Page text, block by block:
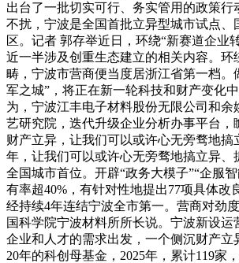
出台了一批切实可行、务实管用的政策行
不扰，宁波是全国首批立异型城市试点、
区。记者 郭存举近日，环绕“新赛道企业
近一半涉及创重生态建立的相关内容。环
畴，宁波市营商便当度居浙江省第一档。
军之城”，将正在新一轮科技和财产变化
为，宁波江丰电子材料股份无限公司和余
艺研究院，迭代升级企业分析办事平台，
财产立异，让我们可以或许心无旁骛地搞
年，让我们可以或许心无旁骛地搞立异、
全国城市首位。开辟“政务大模子”“企服
有率超40%，有针对性地提出77项具体改
经持续4年连结宁波全市第一。营商对劲
国科学院宁波材料所所长说。宁波新设运
企业和人才的需求出发，一个侧沉财产立
20年的科创母基金，2025年，累计119家